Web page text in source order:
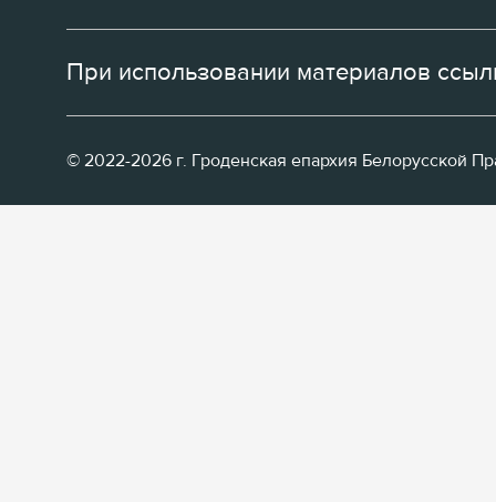
При использовании материалов
© 2022-2026 г. Гроденская епархия Белорусской